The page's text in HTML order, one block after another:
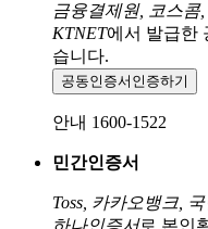
금융결제원, 코스콤
KTNET에서 발급한
습니다.
공동인증서 인증하기
안내 1600-1522
민간인증서
Toss, 카카오뱅크,